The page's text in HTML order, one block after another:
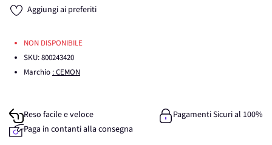
Aggiungi ai preferiti
NON DISPONIBILE
SKU:800243420
Marchio : CEMON
Reso facile e veloce
Pagamenti Sicuri al 100%
Paga in contanti alla consegna